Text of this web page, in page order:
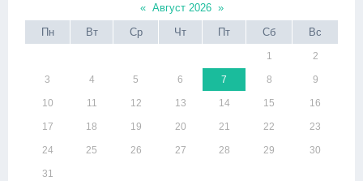
« Август 2026 »
Пн
Вт Ср Чт Пт Сб Вс
1 2
3 4 5 6 7 8 9
10 11 12 13 14 15 16
17 18 19 20 21 22 23
24 25 26 27 28 29 30
31